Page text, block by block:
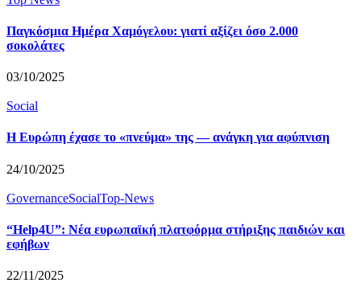
Παγκόσμια Ημέρα Χαμόγελου: γιατί αξίζει όσο 2.000
σοκολάτες
03/10/2025
Social
Η Ευρώπη έχασε το «πνεύμα» της — ανάγκη για αφύπνιση
24/10/2025
GovernanceSocialTop-News
“Help4U”: Νέα ευρωπαϊκή πλατφόρμα στήριξης παιδιών και
εφήβων
22/11/2025